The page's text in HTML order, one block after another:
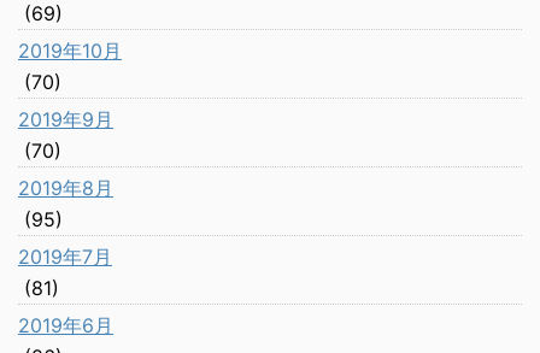
(69)
2019年10月
(70)
2019年9月
(70)
2019年8月
(95)
2019年7月
(81)
2019年6月